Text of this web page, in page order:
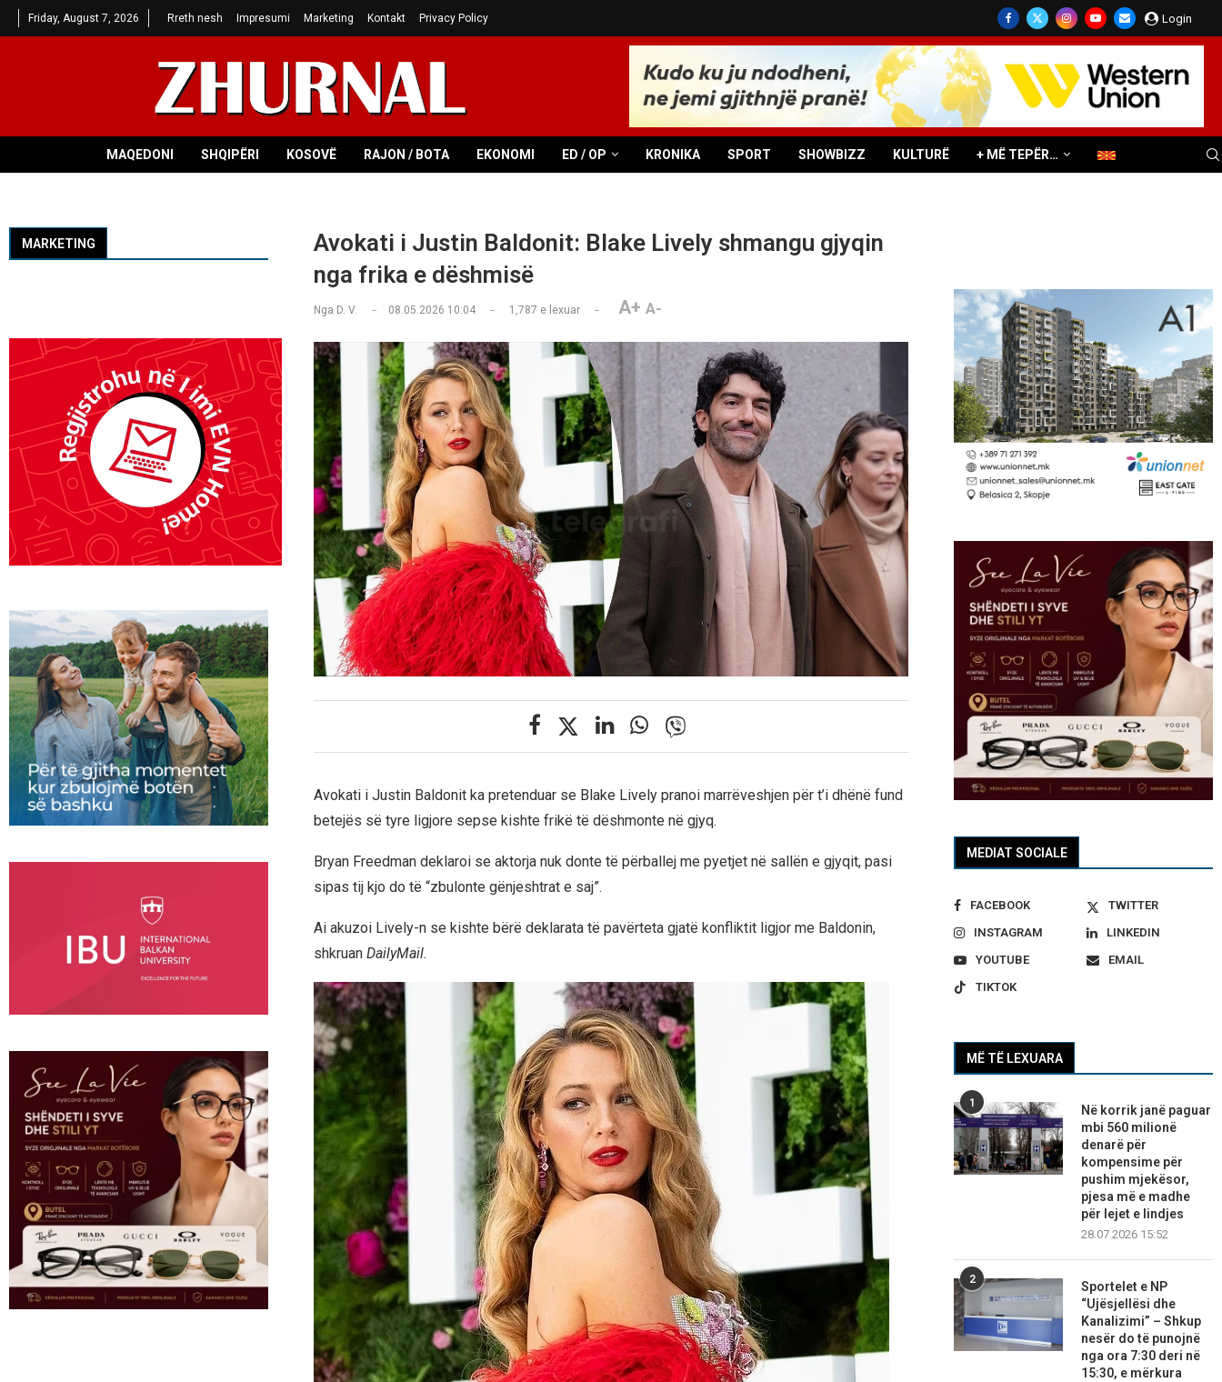
Friday, August 7, 2026 Rreth nesh Impresumi Marketing Kontakt Privacy Policy Login
MAQEDONI SHQIPËRI KOSOVË RAJON / BOTA EKONOMI ED / OP KRONIKA SPORT SHOWBIZZ KULTURË + MË TEPËR…
Avokati i Justin Baldonit: Blake Lively shmangu gjyqin
nga frika e dëshmisë
Nga D. V. 08.05.2026 10:04 1,787 e lexuar A+ A-
Avokati i Justin Baldonit ka pretenduar se Blake Lively pranoi marrëveshjen për t’i dhënë fund
betejës së tyre ligjore sepse kishte frikë të dëshmonte në gjyq.
Bryan Freedman deklaroi se aktorja nuk donte të përballej me pyetjet në sallën e gjyqit, pasi
sipas tij kjo do të “zbulonte gënjeshtrat e saj”.
Ai akuzoi Lively-n se kishte bërë deklarata të pavërteta gjatë konfliktit ligjor me Baldonin,
shkruan DailyMail.
MEDIAT SOCIALE
FACEBOOK
TWITTER
INSTAGRAM
LINKEDIN
YOUTUBE
EMAIL
TIKTOK
MË TË LEXUARA
1
Në korrik janë paguar
mbi 560 milionë
denarë për
kompensime për
pushim mjekësor,
pjesa më e madhe
për lejet e lindjes
28.07.2026 15:52
2
Sportelet e NP
“Ujësjellësi dhe
Kanalizimi” – Shkup
nesër do të punojnë
nga ora 7:30 deri në
15:30, e mërkura
MARKETING